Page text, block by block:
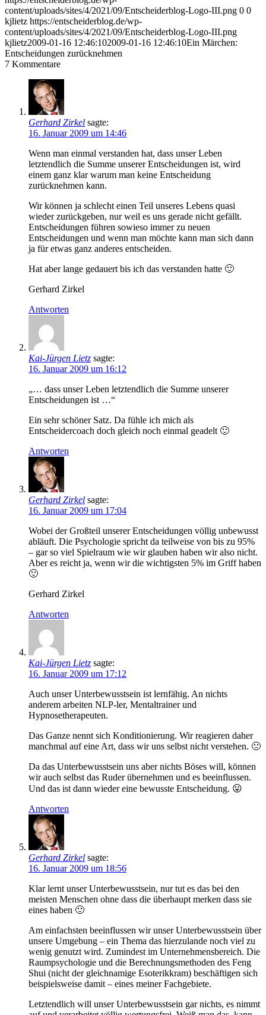
content/uploads/sites/4/2021/09/Entscheiderblog-Logo-III.png 0 0
kjlietz https://entscheiderblog.de/wp-
content/uploads/sites/4/2021/09/Entscheiderblog-Logo-III.png
kjlietz2009-01-16 12:46:102009-01-16 12:46:10Ein Märchen:
Entscheidungen zurücknehmen
7 Kommentare
Gerhard Zirkel sagte:
16. Januar 2009 um 14:46
Wenn man einmal verstanden hat, dass unser Leben
letztendlich die Summe unserer Entscheidungen ist, wird
einem ganz klar warum man keine Entscheidung
zurücknehmen kann.
Wir können ja schlecht einen Teil unseres Lebens quasi
wieder zurückgeben, nur weil es uns gerade nicht gefällt.
Entscheidungen führen sowieso immer zu neuen
Entscheidungen und wenn man möchte kann man sich dann
ja für etwas ganz anderes entscheiden.
Hat aber lange gedauert bis ich das verstanden hatte 🙂
Gerhard Zirkel
Antworten
Kai-Jürgen Lietz sagte:
16. Januar 2009 um 16:12
„… dass unser Leben letztendlich die Summe unserer
Entscheidungen ist …“
Ein sehr schöner Satz. Da fühle ich mich als
Entscheidercoach doch gleich noch einmal geadelt 🙂
Antworten
Gerhard Zirkel sagte:
16. Januar 2009 um 17:04
Wobei der Großteil unserer Entscheidungen völlig unbewusst
abläuft. Die Psychologie spricht da teilweise von bis zu 95%
– gar so viel Spielraum wie wir glauben haben wir also nicht.
Aber es reicht ja, wenn wir die wichtigsten 5% im Griff haben
🙂
Gerhard Zirkel
Antworten
Kai-Jürgen Lietz sagte:
16. Januar 2009 um 17:12
Auch unser Unterbewusstsein ist lernfähig. An nichts
anderem arbeiten NLP-ler, Mentaltrainer und
Hypnosetherapeuten.
Das Ganze nennt sich Konditionierung. Wir reagieren daher
manchmal auf eine Art, dass wir uns selbst nicht verstehen. 🙁
Da das Unterbewusstsein uns aber nichts Böses will, können
wir auch selbst das Ruder übernehmen und es beeinflussen.
Und das ist dann wieder eine bewusste Entscheidung. 😛
Antworten
Gerhard Zirkel sagte:
16. Januar 2009 um 18:56
Klar lernt unser Unterbewusstsein, nur tut es das bei den
meisten Menschen ohne dass die überhaupt merken dass sie
eines haben 🙂
Am einfachsten beeinflussen wir unser Unterbewusstsein über
unsere Umgebung – ein Thema das hierzulande noch viel zu
wenig genutzt wird. Zumindest im Unternehmensbereich. Die
Raumpsychologie und die Berechnungsmethoden des Feng
Shui (nicht der gleichnamige Esoterikkram) beschäftigen sich
beispielsweise damit – eines meiner Fachgebiete.
Letztendlich will unser Unterbewusstsein gar nichts, es nimmt